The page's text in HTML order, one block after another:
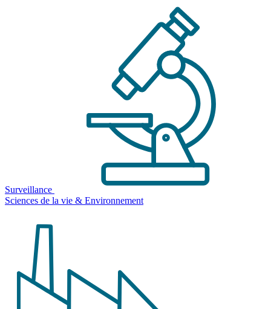
Surveillance
Sciences de la vie & Environnement